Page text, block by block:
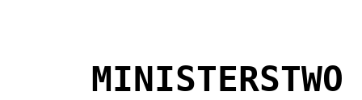
MINISTERSTWO